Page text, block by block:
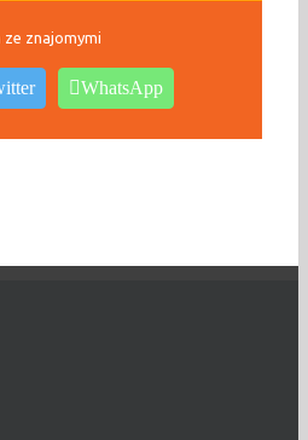
znajomymi
WhatsApp